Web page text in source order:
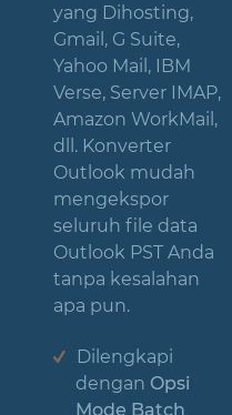
yang Dihosting,
Gmail, G Suite,
Yahoo Mail, IBM
Verse, Server IMAP,
Amazon WorkMail,
dll. Konverter
Outlook mudah
mengekspor
seluruh file data
Outlook PST Anda
tanpa kesalahan
apa pun.
Dilengkapi
dengan Opsi
Mode Batch